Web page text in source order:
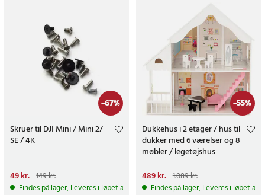
-67%
Skruer til DJI Mini / Mini 2/
SE / 4K
Nuværende pris
pris:149 kr.
49 kr. 149 kr.
Findes på lager, Leveres i løbet af 1-2 hverdage
-55%
Dukkehus i 2 etager / hus til
dukker med 6 værelser og 8
møbler / legetøjshus
Nuværende pris
489 kr.Tidligere pris:1.089 kr.
489 kr. 1.089 kr.
Findes på lager, Leveres i løbet af